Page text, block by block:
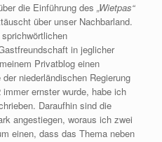
die Einführung des „Wietpas“
über unser Nachbarland.
in jeglicher
Privatblog einen
niederländischen Regierung
ernster wurde, habe ich
Daraufhin sind die
angestiegen, woraus ich zwei
einen, dass das Thema neben